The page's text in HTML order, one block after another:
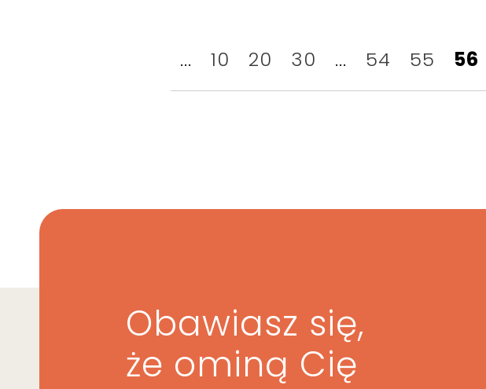
... 10 20 30 ... 54 55 56
Obawiasz się,
że ominą Cię